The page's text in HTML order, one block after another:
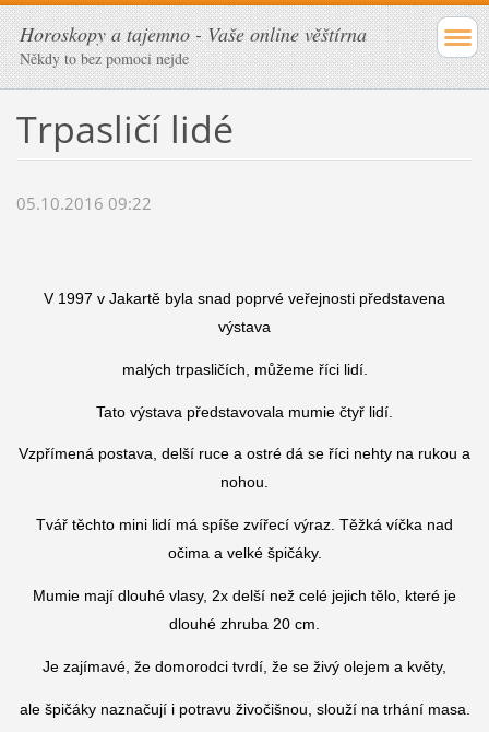
Horoskopy a tajemno - Vaše online věštírna
Někdy to bez pomoci nejde
Trpasličí lidé
05.10.2016 09:22
V 1997 v Jakartě byla snad poprvé veřejnosti představena
výstava
malých trpasličích, můžeme říci lidí.
Tato výstava představovala mumie čtyř lidí.
Vzpřímená postava, delší ruce a ostré dá se říci nehty na rukou a
nohou.
Tvář těchto mini lidí má spíše zvířecí výraz. Těžká víčka nad
očima a velké špičáky.
Mumie mají dlouhé vlasy, 2x delší než celé jejich tělo, které je
dlouhé zhruba 20 cm.
Je zajímavé, že domorodci tvrdí, že se živý olejem a květy,
ale špičáky naznačují i potravu živočišnou, slouží na trhání masa.